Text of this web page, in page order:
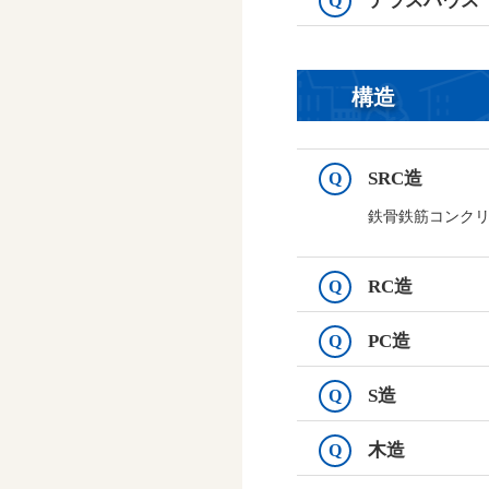
構造
Q SRC造
鉄骨鉄筋コンク
Q RC造
Q PC造
Q S造
Q 木造